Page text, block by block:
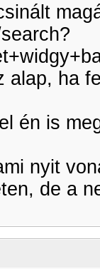
alap, ha
én is
nyit
de a